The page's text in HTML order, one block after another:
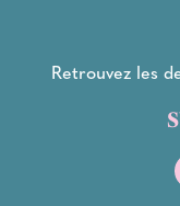
Retrouvez les